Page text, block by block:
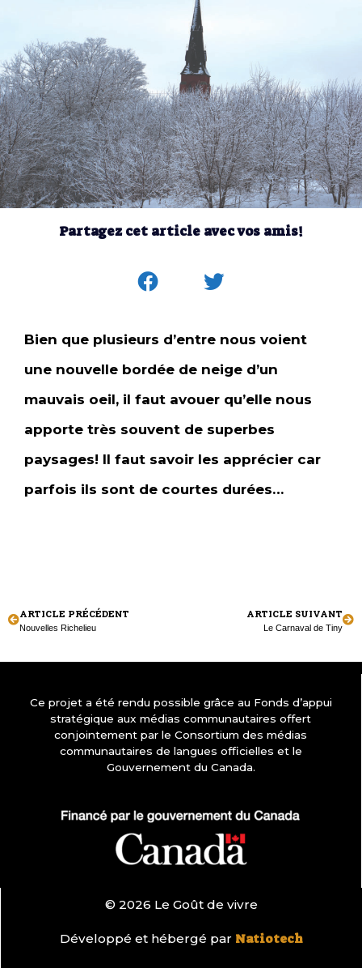
Partagez cet article avec vos amis!
Bien que plusieurs d’entre nous voient
une nouvelle bordée de neige d’un
mauvais oeil, il faut avouer qu’elle nous
apporte très souvent de superbes
paysages! Il faut savoir les apprécier car
parfois ils sont de courtes durées…
ARTICLE PRÉCÉDENT
Nouvelles Richelieu
ARTICLE SUIVANT
Le Carnaval de Tiny
Ce projet a été rendu possible grâce au Fonds d’appui
stratégique aux médias communautaires offert
conjointement par le Consortium des médias
communautaires de langues officielles et le
Gouvernement du Canada.
© 2026 Le Goût de vivre
Développé et hébergé par Natiotech